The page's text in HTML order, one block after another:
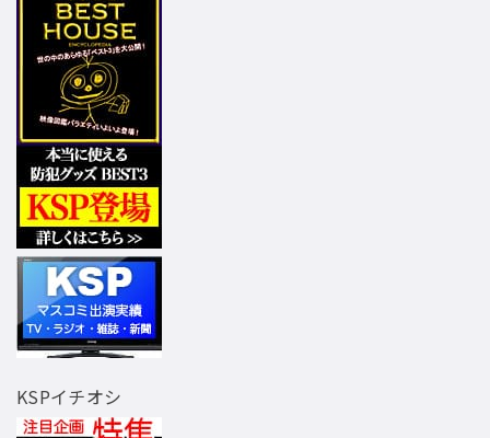
KSPイチオシ